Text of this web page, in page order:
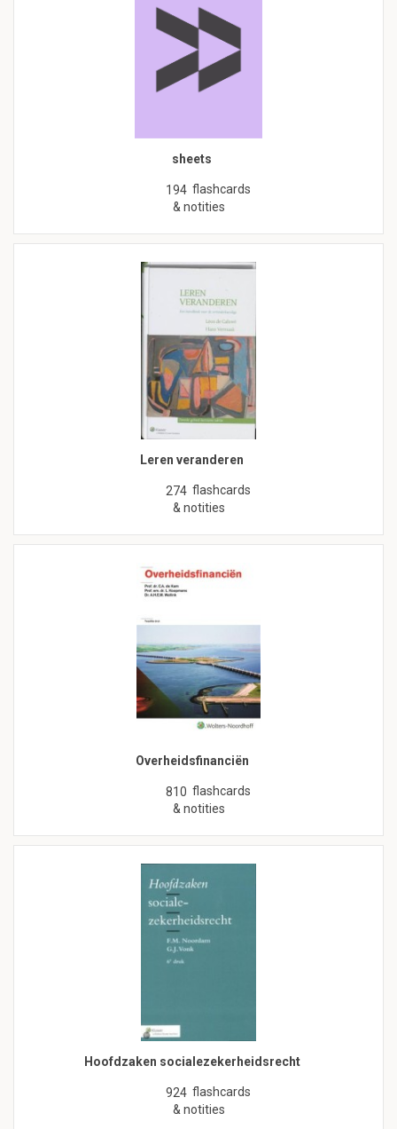
sheets
194 flashcards
& notities
Leren veranderen
274 flashcards
& notities
Overheidsfinanciën
810 flashcards
& notities
Hoofdzaken socialezekerheidsrecht
924 flashcards
& notities